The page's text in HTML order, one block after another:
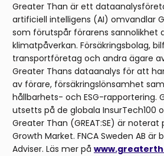
Greater Than är ett
artificiell intelligens (AI) omvandlar
som förutspår förarens sannolikhet
klimatpåverkan. Försäkringsbolag,
transportföretag och andra ägare
Greater Thans dataanalys för att
av förare, försäkringslönsamhet
hållbarhets- och ESG-rapportering.
utsetts på de globala InsurTech100
Greater Than (GREAT:SE) är noterat
Growth Market. FNCA Sweden AB är
Adviser. Läs mer på